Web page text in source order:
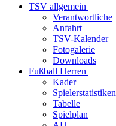
TSV allgemein
Verantwortliche
Anfahrt
TSV-Kalender
Fotogalerie
Downloads
Fußball Herren
Kader
Spielerstatistiken
Tabelle
Spielplan